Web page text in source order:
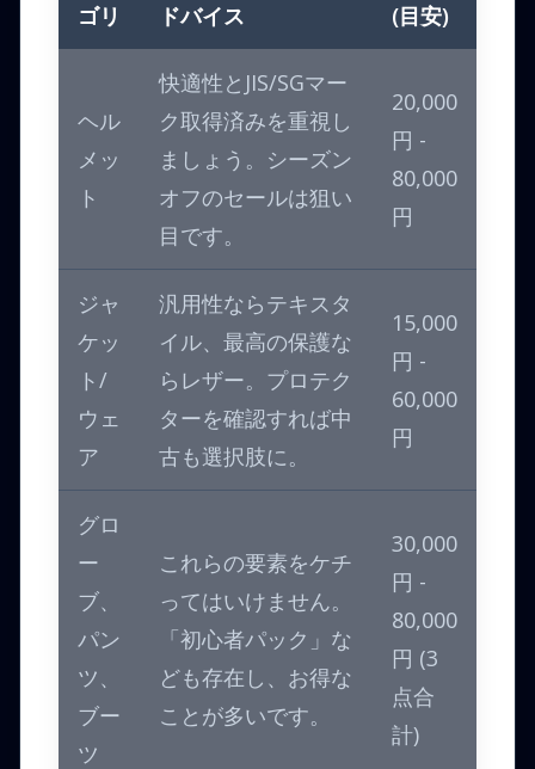
ゴリ
ドバイス
(目安)
ヘル
メッ
ト
快適性とJIS/SGマー
ク取得済みを重視し
ましょう。シーズン
オフのセールは狙い
目です。
20,000
円 -
80,000
円
ジャ
ケッ
ト/
ウェ
ア
汎用性ならテキスタ
イル、最高の保護な
らレザー。プロテク
ターを確認すれば中
古も選択肢に。
15,000
円 -
60,000
円
グロ
ー
ブ、
パン
ツ、
ブー
ツ
これらの要素をケチ
ってはいけません。
「初心者パック」な
ども存在し、お得な
ことが多いです。
30,000
円 -
80,000
円 (3
点合
計)